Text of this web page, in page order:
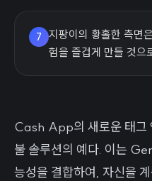
7
지팡이의 황홀한 측면
험을 즐겁게 만들 것으
Cash App의 새로운 태그
불 솔루션의 예다. 이는
능성을 결합하여, 자신을